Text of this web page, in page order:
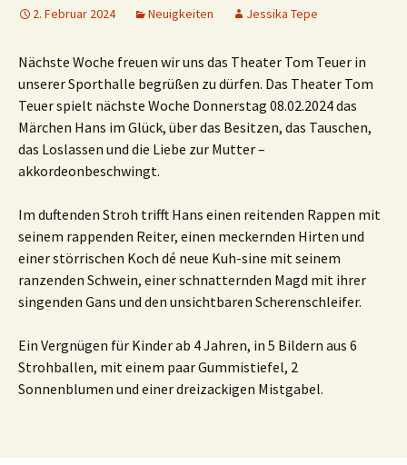
2. Februar 2024 Neuigkeiten Jessika Tepe
Nächste Woche freuen wir uns das Theater Tom Teuer in
unserer Sporthalle begrüßen zu dürfen. Das Theater Tom
Teuer spielt nächste Woche Donnerstag 08.02.2024 das
Märchen Hans im Glück, über das Besitzen, das Tauschen,
das Loslassen und die Liebe zur Mutter –
akkordeonbeschwingt.
Im duftenden Stroh trifft Hans einen reitenden Rappen mit
seinem rappenden Reiter, einen meckernden Hirten und
einer störrischen Koch dé neue Kuh-sine mit seinem
ranzenden Schwein, einer schnatternden Magd mit ihrer
singenden Gans und den unsichtbaren Scherenschleifer.
Ein Vergnügen für Kinder ab 4 Jahren, in 5 Bildern aus 6
Strohballen, mit einem paar Gummistiefel, 2
Sonnenblumen und einer dreizackigen Mistgabel.